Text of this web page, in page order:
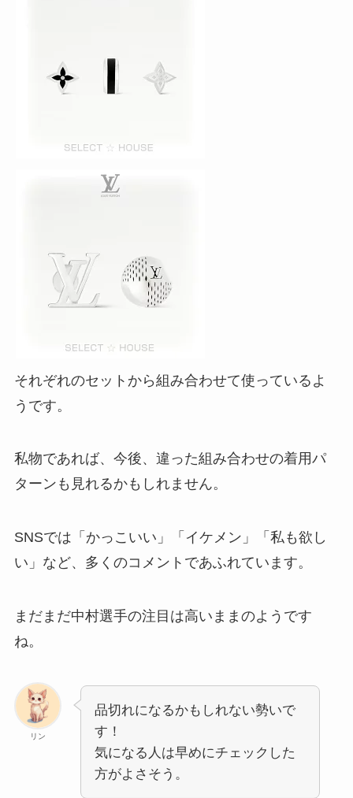
それぞれのセットから組み合わせて使っているよ
うです。
私物であれば、今後、違った組み合わせの着用パ
ターンも見れるかもしれません。
SNSでは「かっこいい」「イケメン」「私も欲し
い」など、多くのコメントであふれています。
まだまだ中村選手の注目は高いままのようです
ね。
リン
品切れになるかもしれない勢いで
す！
気になる人は早めにチェックした
方がよさそう。